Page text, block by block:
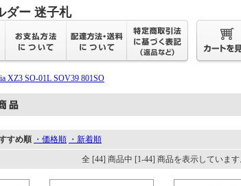
ダー 迷子札
XZ3 SO-01L SOV39 801SO
すめ順 ・価格順 ・新着順
全 [44] 商品中 [1-44] 商品を表示しています